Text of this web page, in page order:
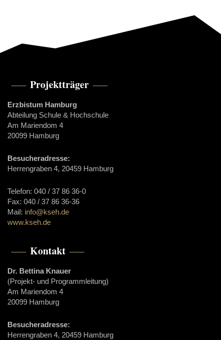
Projektträger
Erzbistum Hamburg
Abteilung Schule & Hochschule
Am Mariendom 4
20099 Hamburg
Besucheradresse:
Herrengraben 4, 20459 Hamburg
Telefon: 040 / 37 86 36-0
Fax: 040 / 37 86 36-36
Mail: info@kseh.de
www.kseh.de
Kontakt
Dr. Bettina Knauer
(Projekt- und Programmleitung)
Am Mariendom 4
20099 Hamburg
Besucheradresse:
Herrengraben 4, 20459 Hamburg